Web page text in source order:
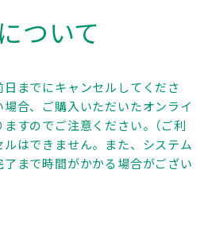
ついて
までにキャンセルしてくださ
合、ご購入いただいたオンライ
すのでご注意ください。（ご利
はできません。また、システム
まで時間がかかる場合がござい